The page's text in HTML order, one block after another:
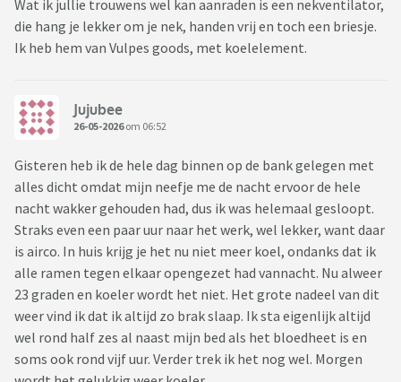
Wat ik jullie trouwens wel kan aanraden is een nekventilator,
die hang je lekker om je nek, handen vrij en toch een briesje.
Ik heb hem van Vulpes goods, met koelelement.
Jujubee
26-05-2026om 06:52
Gisteren heb ik de hele dag binnen op de bank gelegen met
alles dicht omdat mijn neefje me de nacht ervoor de hele
nacht wakker gehouden had, dus ik was helemaal gesloopt.
Straks even een paar uur naar het werk, wel lekker, want daar
is airco. In huis krijg je het nu niet meer koel, ondanks dat ik
alle ramen tegen elkaar opengezet had vannacht. Nu alweer
23 graden en koeler wordt het niet. Het grote nadeel van dit
weer vind ik dat ik altijd zo brak slaap. Ik sta eigenlijk altijd
wel rond half zes al naast mijn bed als het bloedheet is en
soms ook rond vijf uur. Verder trek ik het nog wel. Morgen